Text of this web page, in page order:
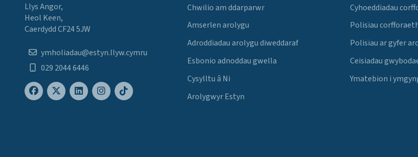
Llys Angor,
Heol Keen,
Caerdydd CF24 5JW
ymholiadau@estyn.llyw.cymru
029 2044 6446
Chwilio am ddarparwr
Amserlen arolygu
Adroddiadau arolygu diweddaraf
Esbonio adnoddau gwella
Cysylltu â Ni
Arolygwyr Estyn
Cyhoeddiadau
Polisïau
Polisïau ar gyfer
Ceisiadau
Ymatebion i